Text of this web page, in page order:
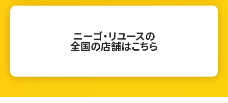
ニーゴ・リユースの
全国の店舗はこちら